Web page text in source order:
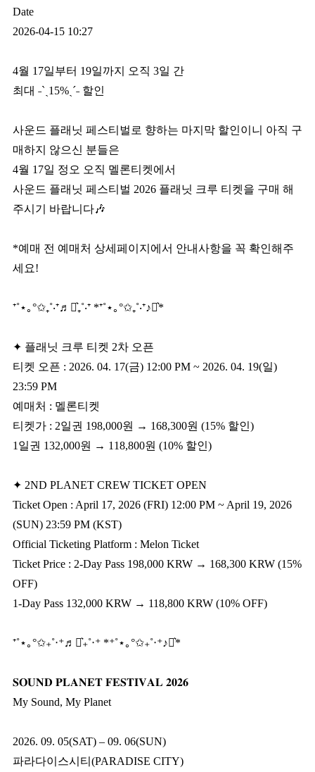
Date
2026-04-15 10:27
4월 17일부터 19일까지 오직 3일 간
최대 ˗ˋˏ15%ˎˊ˗ 할인
사운드 플래닛 페스티벌로 향하는 마지막 할인이니 아직 구
매하지 않으신 분들은
4월 17일 정오 오직 멜론티켓에서
사운드 플래닛 페스티벌 2026 플래닛 크루 티켓을 구매 해
주시기 바랍니다🎶
*예매 전 예매처 상세페이지에서 안내사항을 꼭 확인해주
세요!
⁺˚⋆｡°✩₊˚‧⁺♬⋆͛₊˚‧⁺ *⁺˚⋆｡°✩₊˚‧⁺♪⋆͛*
✦ 플래닛 크루 티켓 2차 오픈
티켓 오픈 : 2026. 04. 17(금) 12:00 PM ~ 2026. 04. 19(일)
23:59 PM
예매처 : 멜론티켓
티켓가 : 2일권 198,000원 → 168,300원 (15% 할인)
1일권 132,000원 → 118,800원 (10% 할인)
✦ 2ND PLANET CREW TICKET OPEN
Ticket Open : April 17, 2026 (FRI) 12:00 PM ~ April 19, 2026
(SUN) 23:59 PM (KST)
Official Ticketing Platform : Melon Ticket
Ticket Price : 2-Day Pass 198,000 KRW → 168,300 KRW (15%
OFF)
1-Day Pass 132,000 KRW → 118,800 KRW (10% OFF)
⁺˚⋆｡°✩₊˚‧⁺♬⋆͛₊˚‧⁺ *⁺˚⋆｡°✩₊˚‧⁺♪⋆͛*
𝐒𝐎𝐔𝐍𝐃 𝐏𝐋𝐀𝐍𝐄𝐓 𝐅𝐄𝐒𝐓𝐈𝐕𝐀𝐋 𝟐𝟎𝟐𝟔
My Sound, My Planet
2026. 09. 05(SAT) – 09. 06(SUN)
파라다이스시티(PARADISE CITY)